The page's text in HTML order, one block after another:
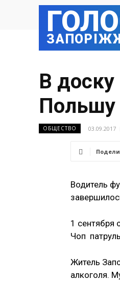
В
ОБЩЕСТВО 03.09.2017
Водитель
1 сентября
Чоп
Житель
алкоголя.